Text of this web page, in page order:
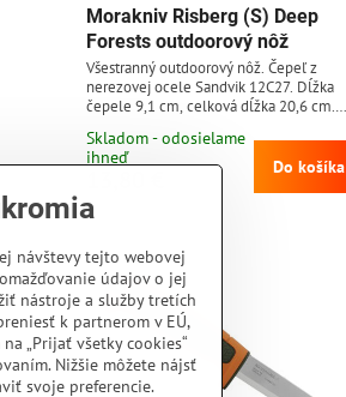
Morakniv Risberg (S) Deep
Forests outdoorový nôž
Všestranný outdoorový nôž. Čepeľ z
nerezovej ocele Sandvik 12C27. Dĺžka
čepele 9,1 cm, celková dĺžka 20,6 cm.
puzdro.
Skladom - odosielame
ihneď
Do košíka
návštevy tejto webovej
údajov o jej
nástroje a služby tretích
k partnerom v EÚ,
„Prijať všetky cookies“
Nižšie môžete nájsť
svoje preferencie.